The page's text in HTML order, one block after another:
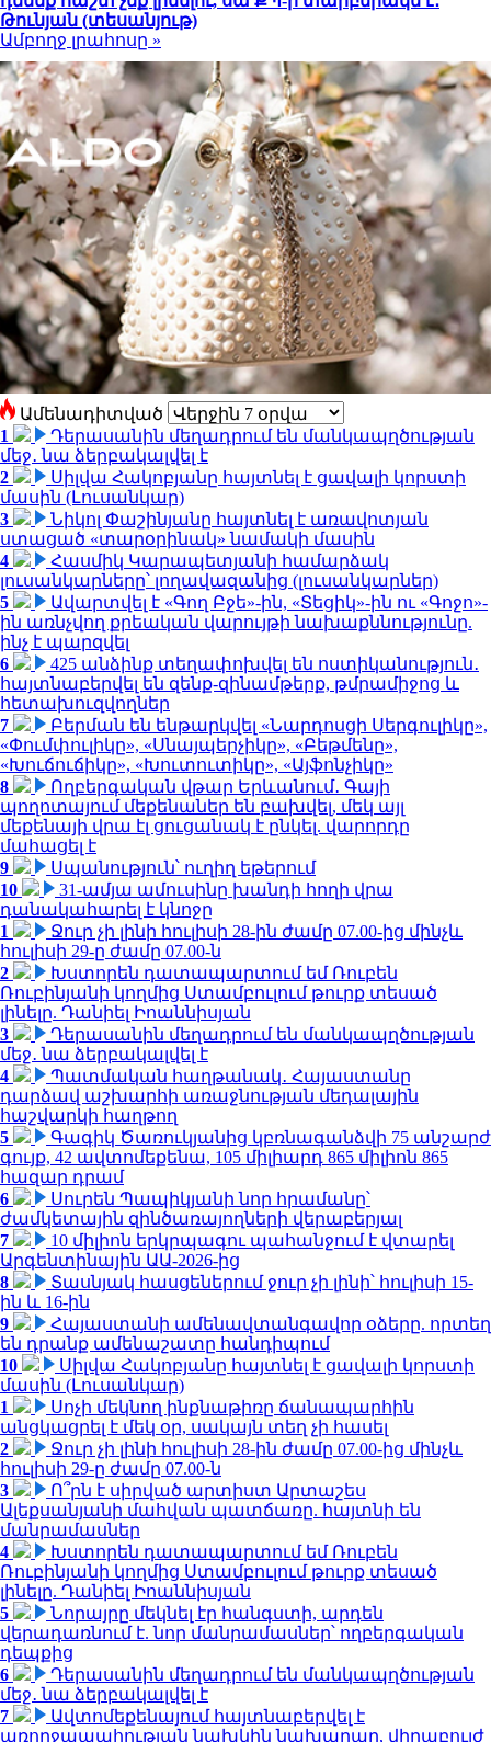
Թունյան (տեսանյութ)
Ամբողջ լրահոսը »
Ամենադիտված
1
Դերասանին մեղադրում են մանկապղծության
մեջ․ նա ձերբակալվել է
2
Սիլվա Հակոբյանը հայտնել է ցավալի կորստի
մասին (Լուսանկար)
3
Նիկոլ Փաշինյանը հայտնել է առավոտյան
ստացած «տարօրինակ» նամակի մասին
4
Հասմիկ Կարապետյանի համարձակ
լուսանկարները՝ լողավազանից (լուսանկարներ)
5
Ավարտվել է «Գող Բջե»-ին, «Տեցիկ»-ին ու «Գոջո»-
ին առնչվող քրեական վարույթի նախաքննությունը.
ինչ է պարզվել
6
425 անձինք տեղափոխվել են ոստիկանություն․
հայտնաբերվել են զենք-զինամթերք, թմրամիջոց և
հետախուզվողներ
7
Բերման են ենթարկվել «Նարդոսցի Սերգուլիկը»,
«Փումփուլիկը», «Սնայպերչիկը», «Բեթմենը»,
«Խուճուճիկը», «Խուտուտիկը», «Այֆոնչիկը»
8
Ողբերգական վթար Երևանում․ Գայի
պողոտայում մեքենաներ են բախվել, մեկ այլ
մեքենայի վրա էլ ցուցանակ է ընկել. վարորդը
մահացել է
9
Սպանություն՝ ուղիղ եթերում
10
31-ամյա ամուսինը խանդի հողի վրա
դանակահարել է կնոջը
1
Ջուր չի լինի հուլիսի 28-ին ժամը 07.00-ից մինչև
հուլիսի 29-ը ժամը 07.00-ն
2
Խստորեն դատապարտում եմ Ռուբեն
Ռուբինյանի կողմից Ստամբուլում թուրք տեսած
լինելը. Դանիել Իոաննիսյան
3
Դերասանին մեղադրում են մանկապղծության
մեջ․ նա ձերբակալվել է
4
Պատմական հաղթանակ․ Հայաստանը
դարձավ աշխարհի առաջնության մեդալային
հաշվարկի հաղթող
5
Գագիկ Ծառուկյանից կբռնագանձվի 75 անշարժ
գույք, 42 ավտոմեքենա, 105 միլիարդ 865 միլիոն 865
հազար դրամ
6
Սուրեն Պապիկյանի նոր հրամանը՝
ժամկետային զինծառայողների վերաբերյալ
7
10 միլիոն երկրպագու պահանջում է վտարել
Արգենտինային ԱԱ-2026-ից
8
Տասնյակ հասցեներում ջուր չի լինի՝ հուլիսի 15-
ին և 16-ին
9
Հայաստանի ամենավտանգավոր օձերը. որտեղ
են դրանք ամենաշատը հանդիպում
10
Սիլվա Հակոբյանը հայտնել է ցավալի կորստի
մասին (Լուսանկար)
1
Սոչի մեկնող ինքնաթիռը ճանապարհին
անցկացրել է մեկ օր, սակայն տեղ չի հասել
2
Ջուր չի լինի հուլիսի 28-ին ժամը 07.00-ից մինչև
հուլիսի 29-ը ժամը 07.00-ն
3
Ո՞րն է սիրված արտիստ Արտաշես
Ալեքսանյանի մահվան պատճառը. հայտնի են
մանրամասներ
4
Խստորեն դատապարտում եմ Ռուբեն
Ռուբինյանի կողմից Ստամբուլում թուրք տեսած
լինելը. Դանիել Իոաննիսյան
5
Նորայրը մեկնել էր հանգստի, արդեն
վերադառնում է. նոր մանրամասներ՝ ողբերգական
դեպքից
6
Դերասանին մեղադրում են մանկապղծության
մեջ․ նա ձերբակալվել է
7
Ավտոմեքենայում հայտնաբերվել է
առողջապահության նախկին նախարար, վիրաբույժ